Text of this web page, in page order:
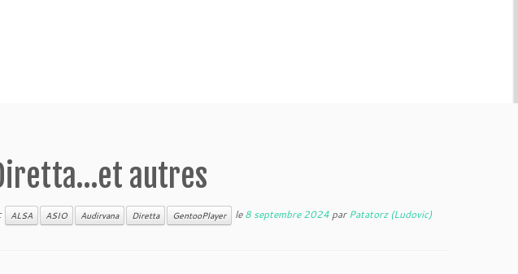
autres
ALSA ASIO Audirvana Diretta GentooPlayer le8 septembre 2024 parPatatorz (Ludovic)